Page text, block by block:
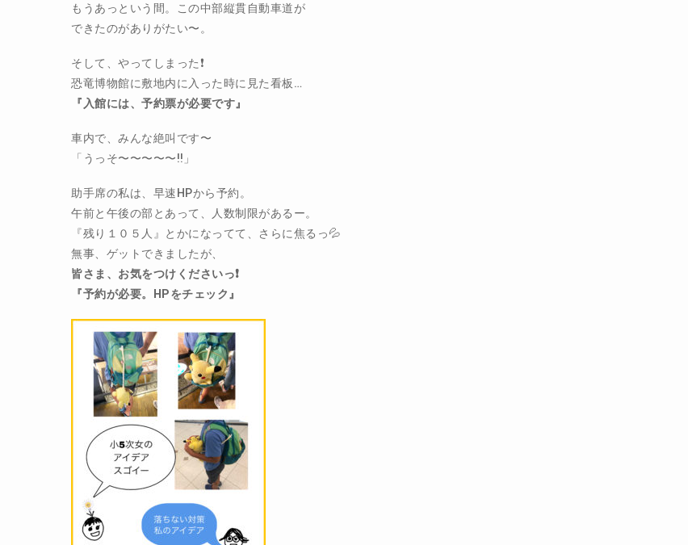
もうあっという間。この中部縦貫自動車道が
できたのがありがたい〜。
そして、やってしまった❗️
恐竜博物館に敷地内に入った時に見た看板…
『入館には、予約票が必要です』
車内で、みんな絶叫です〜
「うっそ〜〜〜〜〜‼️」
助手席の私は、早速HPから予約。
午前と午後の部とあって、人数制限があるー。
『残り１０５人』とかになってて、さらに焦るっ💦
無事、ゲットできましたが、
皆さま、お気をつけくださいっ❗️
『予約が必要。HPをチェック』